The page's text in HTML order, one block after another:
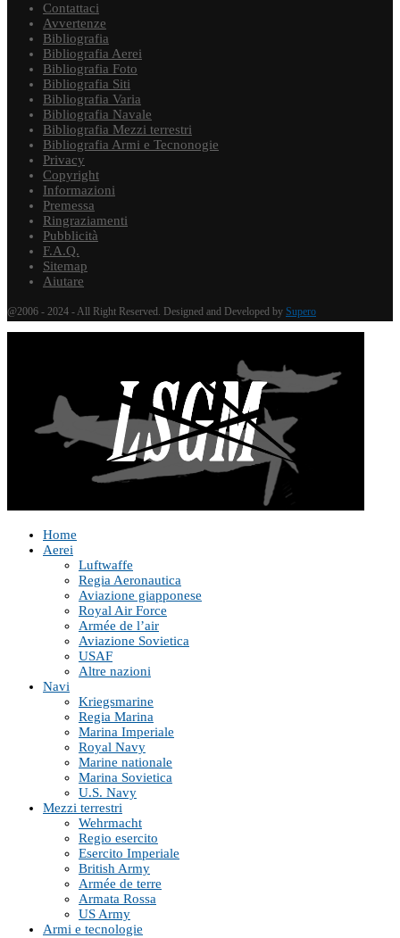
Contattaci
Avvertenze
Bibliografia
Bibliografia Aerei
Bibliografia Foto
Bibliografia Siti
Bibliografia Varia
Bibliografia Navale
Bibliografia Mezzi terrestri
Bibliografia Armi e Tecnonogie
Privacy
Copyright
Informazioni
Premessa
Ringraziamenti
Pubblicità
F.A.Q.
Sitemap
Aiutare
@2006 - 2024 - All Right Reserved. Designed and Developed by Supero
Home
Aerei
Luftwaffe
Regia Aeronautica
Aviazione giapponese
Royal Air Force
Armée de l’air
Aviazione Sovietica
USAF
Altre nazioni
Navi
Kriegsmarine
Regia Marina
Marina Imperiale
Royal Navy
Marine nationale
Marina Sovietica
U.S. Navy
Mezzi terrestri
Wehrmacht
Regio esercito
Esercito Imperiale
British Army
Armée de terre
Armata Rossa
US Army
Armi e tecnologie